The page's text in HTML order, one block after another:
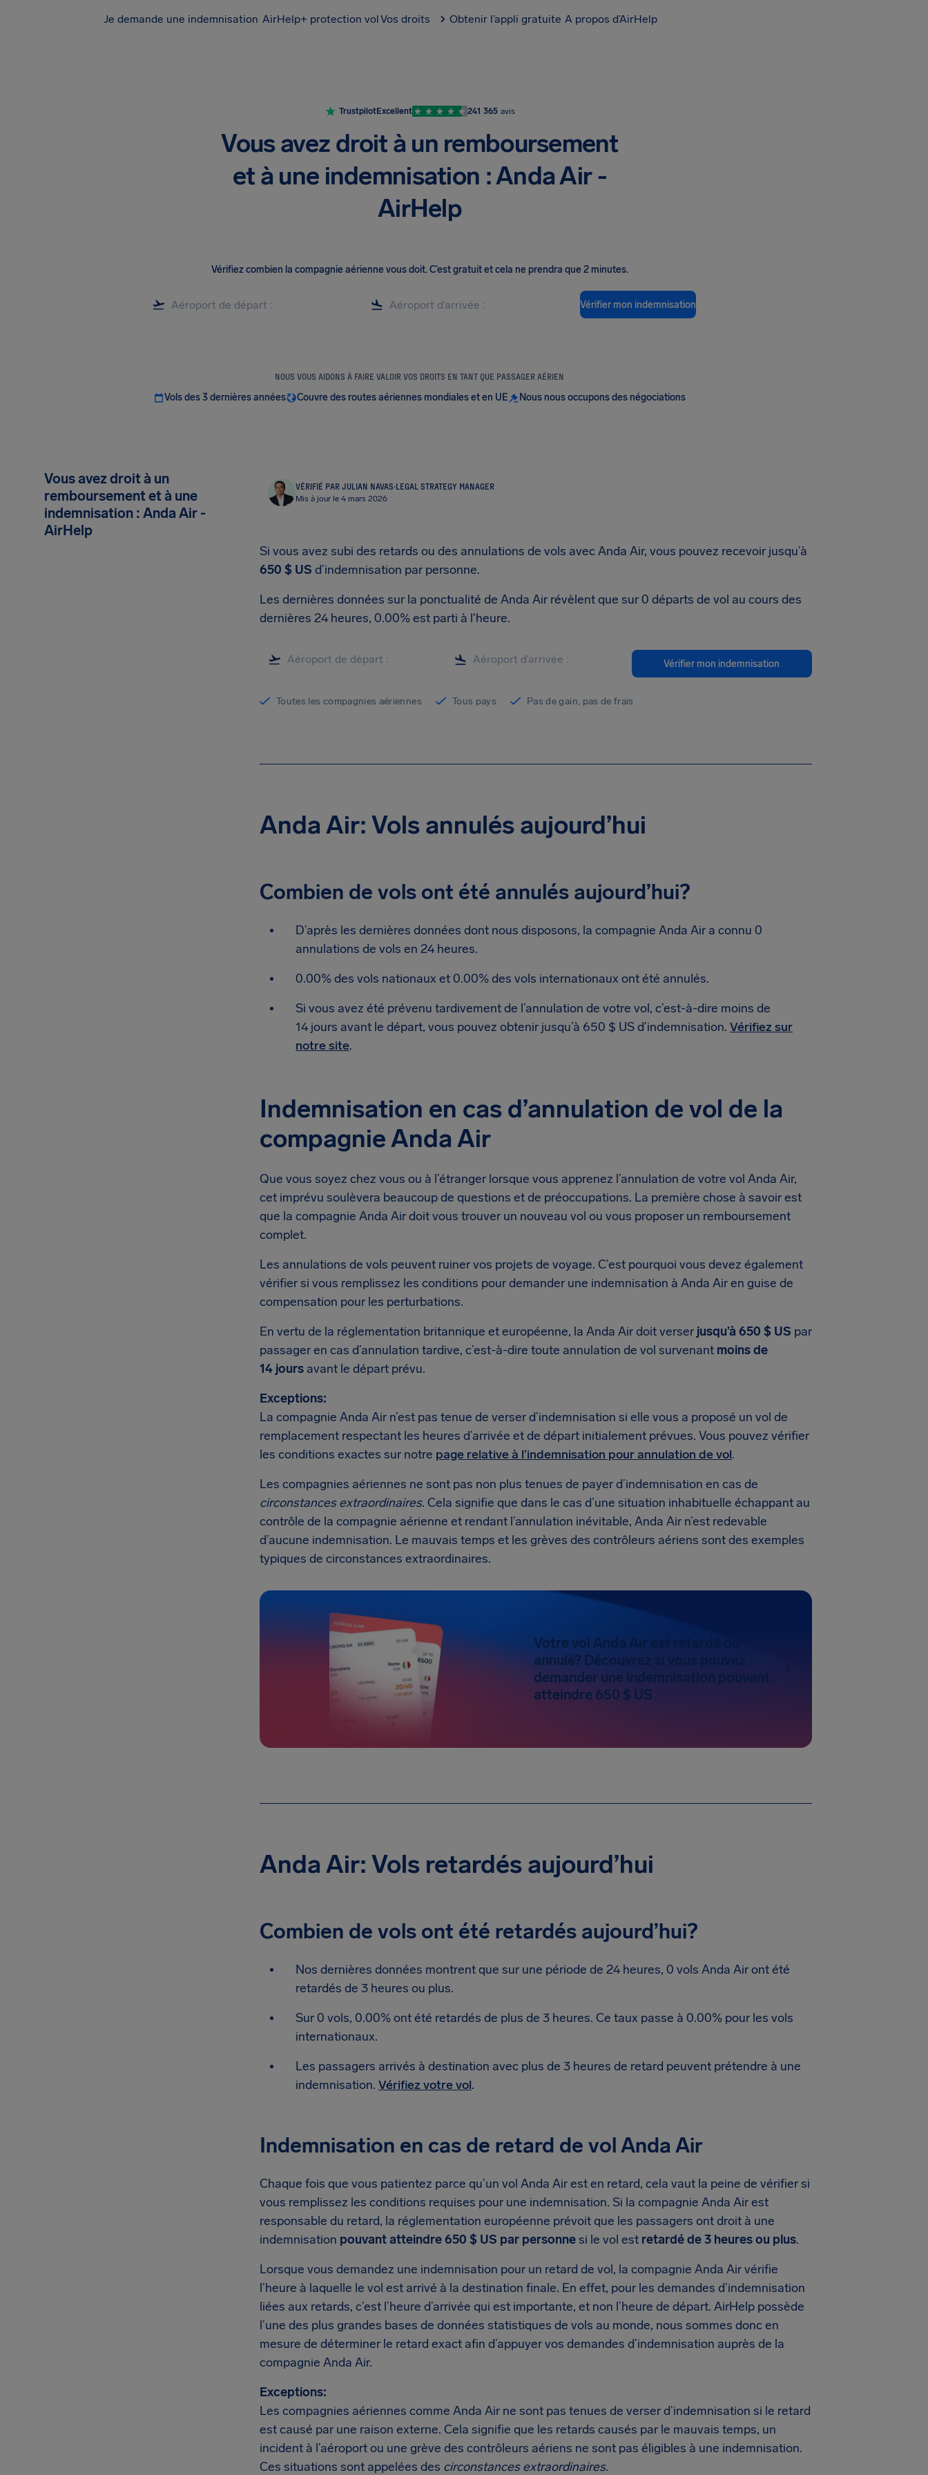
Je demande une indemnisation AirHelp+ protection volVos droits Obtenir l’appli gratuite A propos d’AirHelp
TrustpilotExcellent 241 365 avis
Vous avez droit à un remboursement
et à une indemnisation : Anda Air -
AirHelp
Vérifiez combien la compagnie aérienne vous doit.C’est gratuit et cela ne prendra que 2 minutes.
Vérifier mon indemnisation
NOUS VOUS AIDONS À FAIRE VALOIR VOS DROITS EN TANT QUE PASSAGER AÉRIEN
Vols des 3 dernières années Couvre des routes aériennes mondiales et en UE Nous nous occupons des négociations
Vous avez droit à un
remboursement et à une
indemnisation : Anda Air -
AirHelp
VÉRIFIÉ PAR JULIAN NAVAS·LEGAL STRATEGY MANAGER
Mis à jour le 4 mars 2026
Si vous avez subi des retards ou des annulations de vols avec Anda Air, vous pouvez recevoir jusqu’à
650 $ US d’indemnisation par personne.
Les dernières données sur la ponctualité de Anda Air révèlent que sur 0 départs de vol au cours des
dernières 24 heures, 0.00% est parti à l'heure.
Vérifier mon indemnisation
Toutes les compagnies aériennes Tous pays Pas de gain, pas de frais
Anda Air: Vols annulés aujourd’hui
Combien de vols ont été annulés aujourd’hui?
D’après les dernières données dont nous disposons, la compagnie Anda Air a connu 0
annulations de vols en 24 heures.
0.00% des vols nationaux et 0.00% des vols internationaux ont été annulés.
Si vous avez été prévenu tardivement de l’annulation de votre vol, c’est-à-dire moins de
14 jours avant le départ, vous pouvez obtenir jusqu’à 650 $ US d’indemnisation. Vérifiez sur
notre site.
Indemnisation en cas d’annulation de vol de la
compagnie Anda Air
Que vous soyez chez vous ou à l’étranger lorsque vous apprenez l’annulation de votre vol Anda Air,
cet imprévu soulèvera beaucoup de questions et de préoccupations. La première chose à savoir est
que la compagnie Anda Air doit vous trouver un nouveau vol ou vous proposer un remboursement
complet.
Les annulations de vols peuvent ruiner vos projets de voyage. C’est pourquoi vous devez également
vérifier si vous remplissez les conditions pour demander une indemnisation à Anda Air en guise de
compensation pour les perturbations.
En vertu de la réglementation britannique et européenne, la Anda Air doit verser jusqu’à 650 $ US par
passager en cas d’annulation tardive, c’est-à-dire toute annulation de vol survenant moins de
14 jours avant le départ prévu.
Exceptions:
La compagnie Anda Air n’est pas tenue de verser d’indemnisation si elle vous a proposé un vol de
remplacement respectant les heures d’arrivée et de départ initialement prévues. Vous pouvez vérifier
les conditions exactes sur notre page relative à l’indemnisation pour annulation de vol.
Les compagnies aériennes ne sont pas non plus tenues de payer d’indemnisation en cas de
circonstances extraordinaires. Cela signifie que dans le cas d’une situation inhabituelle échappant au
contrôle de la compagnie aérienne et rendant l’annulation inévitable, Anda Air n’est redevable
d’aucune indemnisation. Le mauvais temps et les grèves des contrôleurs aériens sont des exemples
typiques de circonstances extraordinaires.
Votre vol Anda Air est retardé ou
annulé? Découvrez si vous pouvez
demander une indemnisation pouvant
atteindre 650 $ US
Anda Air: Vols retardés aujourd’hui
Combien de vols ont été retardés aujourd’hui?
Nos dernières données montrent que sur une période de 24 heures, 0 vols Anda Air ont été
retardés de 3 heures ou plus.
Sur 0 vols, 0.00% ont été retardés de plus de 3 heures. Ce taux passe à 0.00% pour les vols
internationaux.
Les passagers arrivés à destination avec plus de 3 heures de retard peuvent prétendre à une
indemnisation. Vérifiez votre vol.
Indemnisation en cas de retard de vol Anda Air
Chaque fois que vous patientez parce qu’un vol Anda Air est en retard, cela vaut la peine de vérifier si
vous remplissez les conditions requises pour une indemnisation. Si la compagnie Anda Air est
responsable du retard, la réglementation européenne prévoit que les passagers ont droit à une
indemnisation pouvant atteindre 650 $ US par personnesi le vol est retardé de 3 heures ou plus.
Lorsque vous demandez une indemnisation pour un retard de vol, la compagnie Anda Air vérifie
l’heure à laquelle le vol est arrivé à la destination finale. En effet, pour les demandes d’indemnisation
liées aux retards, c’est l’heure d’arrivée qui est importante, et non l’heure de départ. AirHelp possède
l’une des plus grandes bases de données statistiques de vols au monde, nous sommes donc en
mesure de déterminer le retard exact afin d’appuyer vos demandes d’indemnisation auprès de la
compagnie Anda Air.
Exceptions:
Les compagnies aériennes comme Anda Air ne sont pas tenues de verser d’indemnisation si le retard
est causé par une raison externe. Cela signifie que les retards causés par le mauvais temps, un
incident à l’aéroport ou une grève des contrôleurs aériens ne sont pas éligibles à une indemnisation.
Ces situations sont appelées des circonstances extraordinaires.